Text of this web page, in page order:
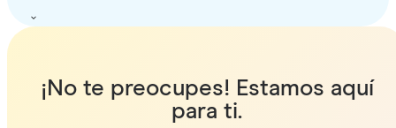
¡No te preocupes! Estamos aquí
para ti.